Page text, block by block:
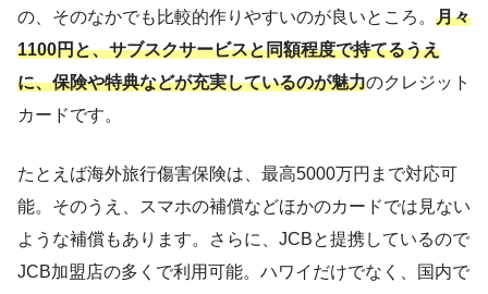
申し込み対象 満20歳以上
ポイント還元率
ETCカード 無料
家族カード 年会費550円
付帯保険
海外旅行傷害保険/国内旅
行傷害保険
の、そのなかでも比較的作りやすいのが良いところ。 月々
1100円と、サブスクサービスと同額程度で持てるうえ
に、保険や特典などが充実しているのが魅力のクレジット
カードです。
たとえば海外旅行傷害保険は、最高5000万円まで対応可
能。そのうえ、スマホの補償などほかのカードでは見ない
ような補償もあります。さらに、JCBと提携しているので
JCB加盟店の多くで利用可能。ハワイだけでなく、国内で